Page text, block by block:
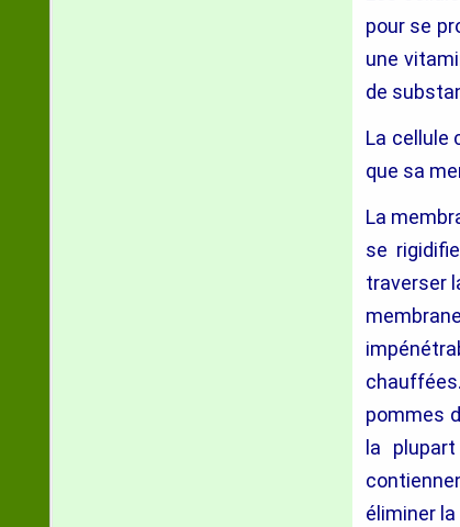
pour se
une
de
La cellule
que sa
La
se
traverser
pommes
la
éliminer